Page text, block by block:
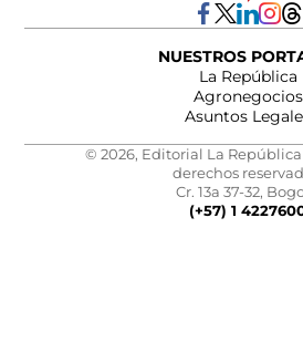
NUESTROS
La República
Agronegocios
Asuntos
© 2026, Editorial La República
derechos
Cr. 13a 37-32,
(+57) 1